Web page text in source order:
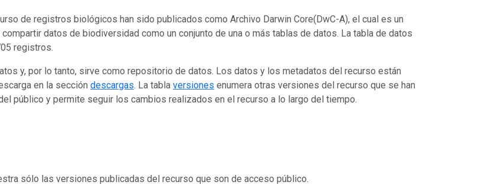
de registros biológicos han sido publicados como Archivo Darwin Core(DwC-A), el cual es un
datos de biodiversidad como un conjunto de una o más tablas de datos. La tabla de datos
registros.
y, por lo tanto, sirve como repositorio de datos. Los datos y los metadatos del recurso están
en la seccióndescargas. La tablaversiones enumera otras versiones del recurso que se han
público y permite seguir los cambios realizados en el recurso a lo largo del tiempo.
sólo las versiones publicadas del recurso que son de acceso público.